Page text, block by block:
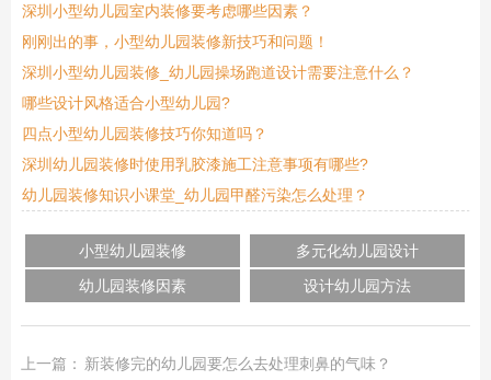
深圳小型幼儿园室内装修要考虑哪些因素？
刚刚出的事，小型幼儿园装修新技巧和问题！
深圳小型幼儿园装修_幼儿园操场跑道设计需要注意什么？
哪些设计风格适合小型幼儿园?
四点小型幼儿园装修技巧你知道吗？
深圳幼儿园装修时使用乳胶漆施工注意事项有哪些?
幼儿园装修知识小课堂_幼儿园甲醛污染怎么处理？
小型幼儿园装修
多元化幼儿园设计
幼儿园装修因素
设计幼儿园方法
上一篇： 新装修完的幼儿园要怎么去处理刺鼻的气味？